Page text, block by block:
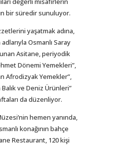
bir süredir sunuluyor.
yaşatmak adına,
Osmanlı Saray
Asitane, periyodik
Dönemi Yemekleri”,
Afrodizyak Yemekler”,
Balık ve Deniz Ürünleri”
da düzenliyor.
hemen yanında,
konağının bahçe
Restaurant, 120 kişi